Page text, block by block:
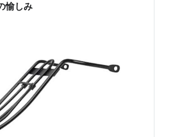
愉しみ